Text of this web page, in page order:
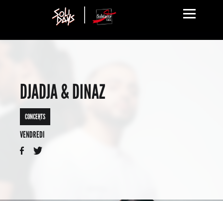
DJADJA & DINAZ
CONCERTS
VENDREDI